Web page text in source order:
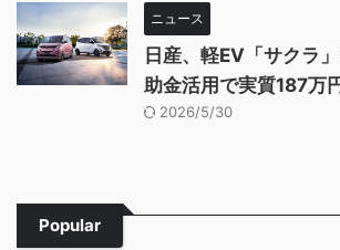
ニュース
日産、軽EV「サクラ
助金活用で実質187万
2026/5/30
Popular